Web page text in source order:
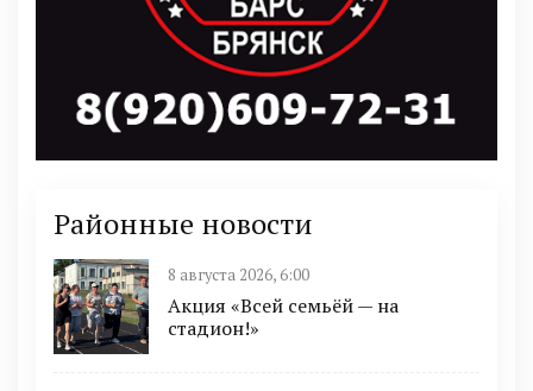
Районные новости
8 августа 2026, 6:00
Акция «Всей семьёй — на
стадион!»